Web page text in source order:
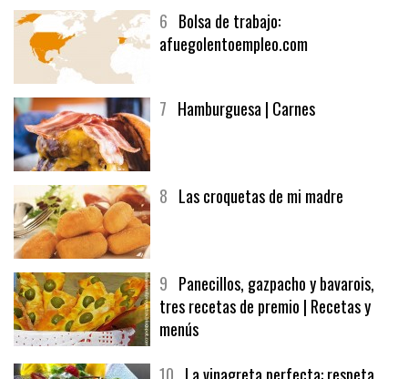
6Bolsa de trabajo:
9Panecillos, gazpacho y bavarois,
tres recetas de premio | Recetas y
menús